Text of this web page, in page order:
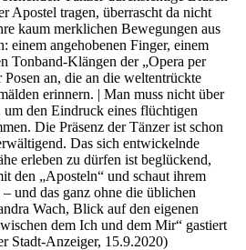
Apostel tragen, überrascht da nicht
kaum merklichen Bewegungen aus
einem angehobenen Finger, einem
Tonband-Klängen der „Opera per
an, die an die weltentrückte
erinnern. | Man muss nicht über
um den Eindruck eines flüchtigen
Die Präsenz der Tänzer ist schon
Das sich entwickelnde
erleben zu dürfen ist beglückend,
den „Aposteln“ und schaut ihrem
und das ganz ohne die üblichen
Wach, Blick auf den eigenen
dem Ich und dem Mir“ gastiert
Stadt-Anzeiger, 15.9.2020)